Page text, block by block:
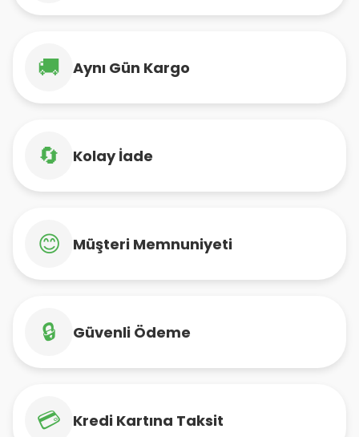
🚚 Aynı Gün Kargo
🔄 Kolay İade
😊 Müşteri Memnuniyeti
🔒 Güvenli Ödeme
💳 Kredi Kartına Taksit